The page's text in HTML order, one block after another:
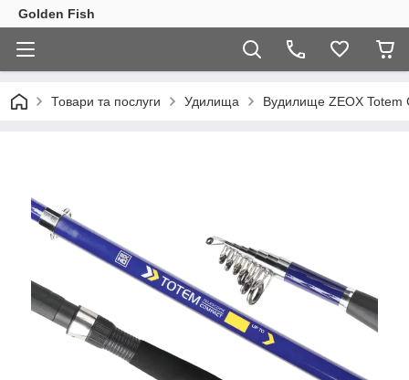
Golden Fish
Товари та послуги Удилища Вудилище ZEOX Totem